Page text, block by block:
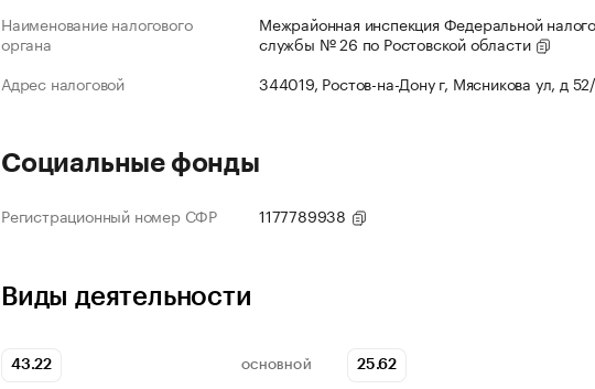
Наименование налогового
органа
Межрайонная инспекция Федеральной
службы № 26 по Ростовской области
Адрес налоговой
344019, Ростов-на-Дону г, Мясникова ул, д
Социальные фонды
Регистрационный номер СФР 1177789938
Виды деятельности
43.22 ОСНОВНОЙ 25.62